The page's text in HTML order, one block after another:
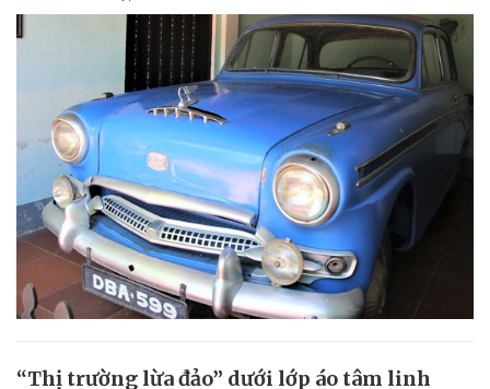
“Thị trường lừa đảo” dưới lớp áo tâm linh